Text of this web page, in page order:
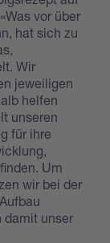
vor über
hat sich zu
Wir
jeweiligen
helfen
unseren
für ihre
Um
wir bei der
damit unser